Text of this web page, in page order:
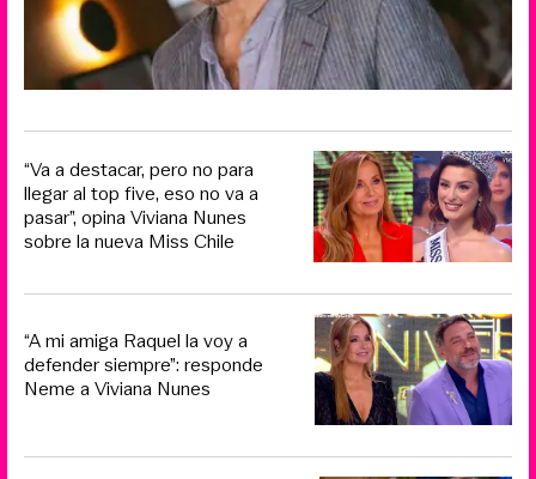
“Va a destacar, pero no para
llegar al top five, eso no va a
pasar”, opina Viviana Nunes
sobre la nueva Miss Chile
“A mi amiga Raquel la voy a
defender siempre”: responde
Neme a Viviana Nunes